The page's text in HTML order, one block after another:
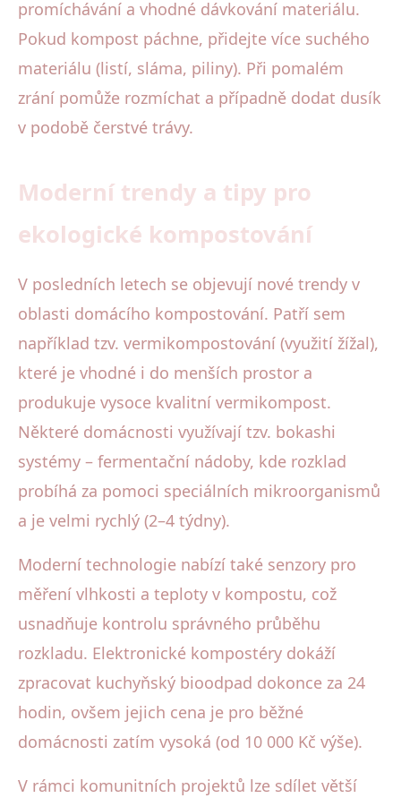
promíchávání a vhodné dávkování materiálu.
Pokud kompost páchne, přidejte více suchého
materiálu (listí, sláma, piliny). Při pomalém
zrání pomůže rozmíchat a případně dodat dusík
v podobě čerstvé trávy.
Moderní trendy a tipy pro
ekologické kompostování
V posledních letech se objevují nové trendy v
oblasti domácího kompostování. Patří sem
například tzv. vermikompostování (využití žížal),
které je vhodné i do menších prostor a
produkuje vysoce kvalitní vermikompost.
Některé domácnosti využívají tzv. bokashi
systémy – fermentační nádoby, kde rozklad
probíhá za pomoci speciálních mikroorganismů
a je velmi rychlý (2–4 týdny).
Moderní technologie nabízí také senzory pro
měření vlhkosti a teploty v kompostu, což
usnadňuje kontrolu správného průběhu
rozkladu. Elektronické kompostéry dokáží
zpracovat kuchyňský bioodpad dokonce za 24
hodin, ovšem jejich cena je pro běžné
domácnosti zatím vysoká (od 10 000 Kč výše).
V rámci komunitních projektů lze sdílet větší